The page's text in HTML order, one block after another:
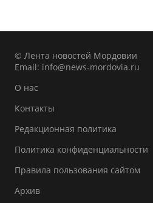
© Лента новостей Мордовии
Email: info@news-mordovia.ru
О нас
Контакты
Редакционная политика
Политика конфиденциальности
Правила пользования сайтом
Архив